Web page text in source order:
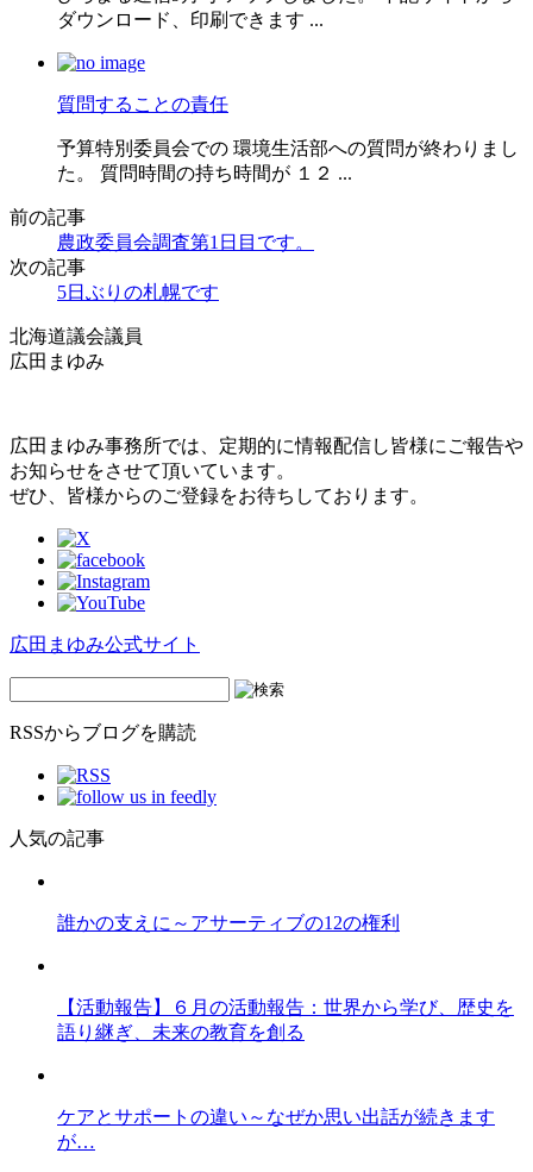
ダウンロード、印刷できます ...
質問することの責任
予算特別委員会での 環境生活部への質問が終わりまし
た。 質問時間の持ち時間が １２ ...
前の記事
農政委員会調査第1日目です。
次の記事
5日ぶりの札幌です
北海道議会議員
広田まゆみ
広田まゆみ事務所では、定期的に情報配信し皆様にご報告や
お知らせをさせて頂いています。
ぜひ、皆様からのご登録をお待ちしております。
広田まゆみ公式サイト
RSSからブログを購読
人気の記事
誰かの支えに～アサーティブの12の権利
【活動報告】６月の活動報告：世界から学び、歴史を
語り継ぎ、未来の教育を創る
ケアとサポートの違い～なぜか思い出話が続きます
が…